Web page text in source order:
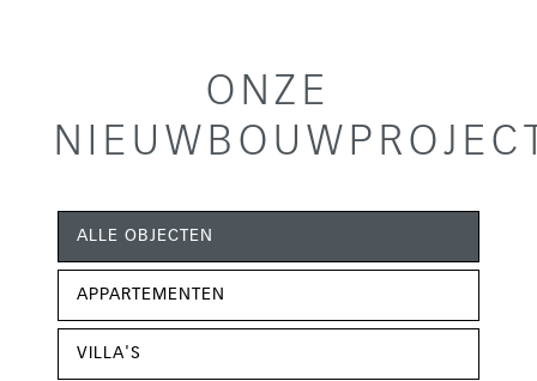
ONZE
ALLE OBJECTEN
APPARTEMENTEN
VILLA'S